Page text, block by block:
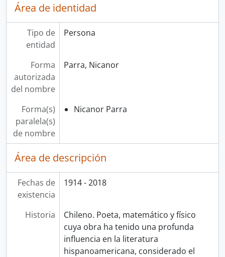
Área de identidad
Tipo de
entidad
Persona
Forma
autorizada
del nombre
Parra, Nicanor
Forma(s)
paralela(s)
de nombre
Nicanor Parra
Área de descripción
Fechas de
existencia
1914 - 2018
Historia
Chileno. Poeta, matemático y físico
cuya obra ha tenido una profunda
influencia en la literatura
hispanoamericana, considerado el